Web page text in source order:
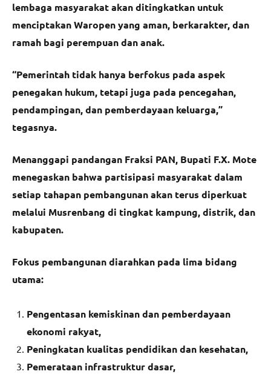
lembaga masyarakat akan ditingkatkan untuk
menciptakan Waropen yang aman, berkarakter, dan
ramah bagi perempuan dan anak.
“Pemerintah tidak hanya berfokus pada aspek
penegakan hukum, tetapi juga pada pencegahan,
pendampingan, dan pemberdayaan keluarga,”
tegasnya.
Menanggapi pandangan Fraksi PAN, Bupati F.X. Mote
menegaskan bahwa partisipasi masyarakat dalam
setiap tahapan pembangunan akan terus diperkuat
melalui Musrenbang di tingkat kampung, distrik, dan
kabupaten.
Fokus pembangunan diarahkan pada lima bidang
utama:
Pengentasan kemiskinan dan pemberdayaan
ekonomi rakyat,
Peningkatan kualitas pendidikan dan kesehatan,
Pemerataan infrastruktur dasar,